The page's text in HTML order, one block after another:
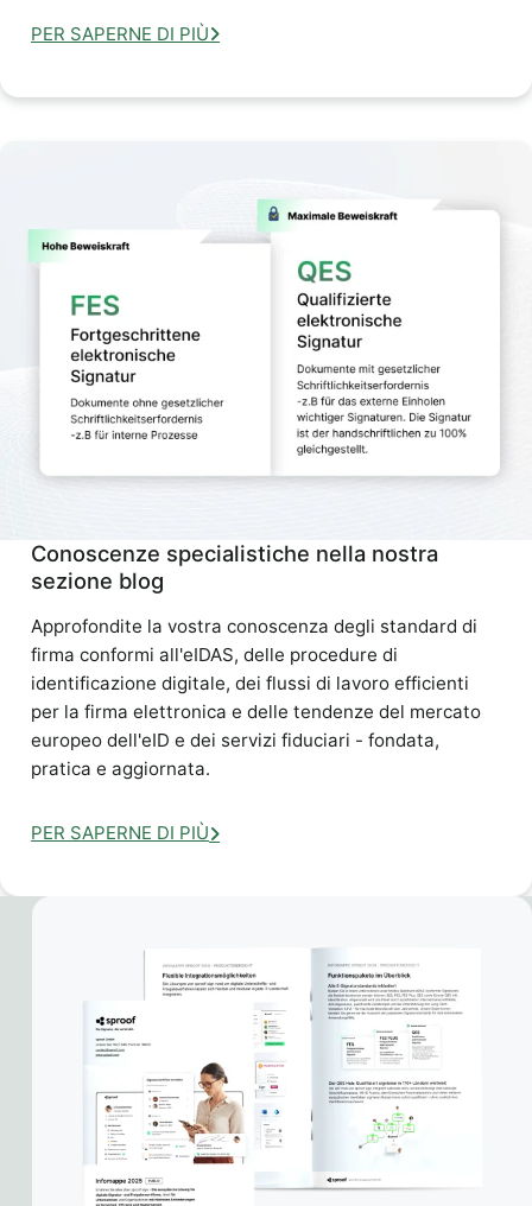
PER SAPERNE DI PIÙ
Conoscenze specialistiche nella nostra
sezione blog
Approfondite la vostra conoscenza degli standard di
firma conformi all'eIDAS, delle procedure di
identificazione digitale, dei flussi di lavoro efficienti
per la firma elettronica e delle tendenze del mercato
europeo dell'eID e dei servizi fiduciari - fondata,
pratica e aggiornata.
PER SAPERNE DI PIÙ